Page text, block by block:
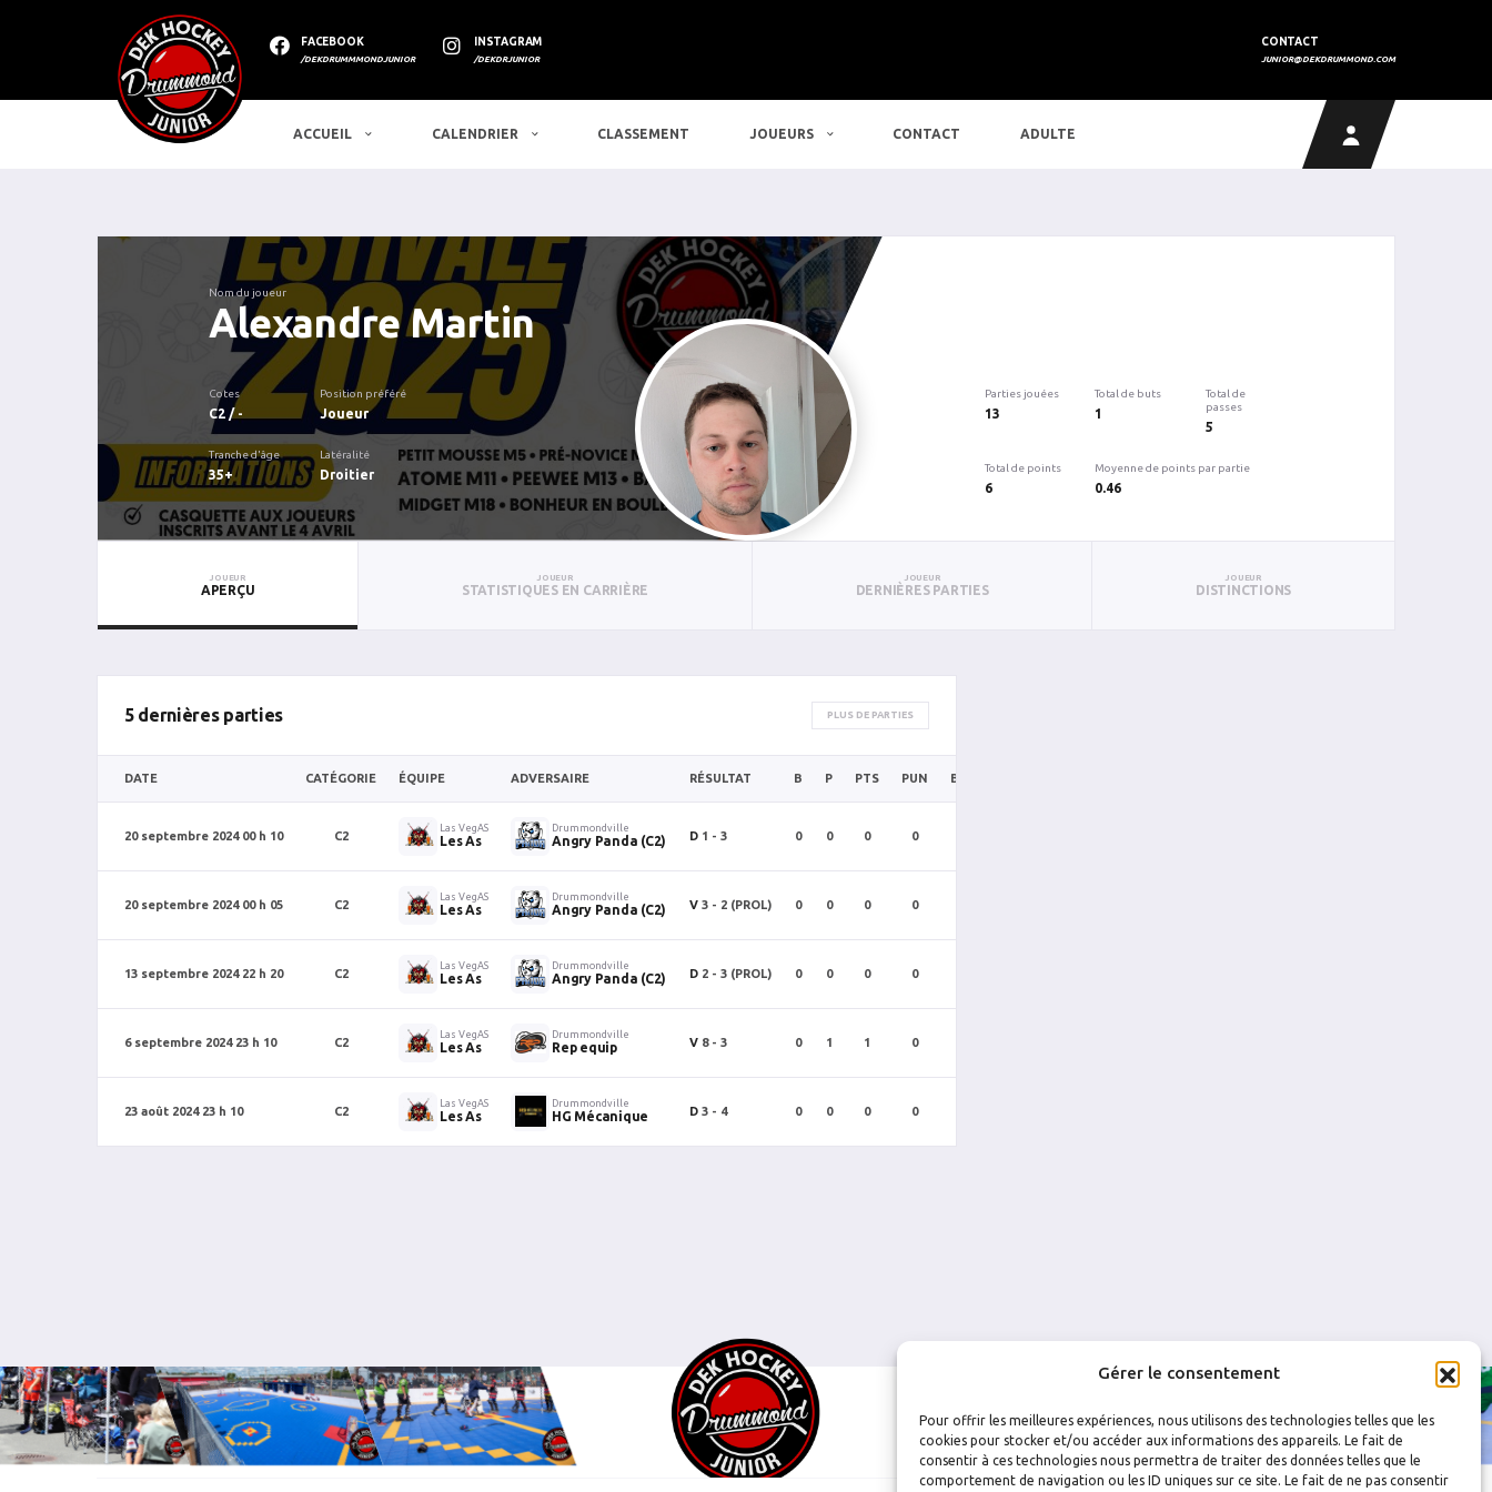
Gérer le consentement
Pour offrir les meilleures expériences, nous utilisons des technologies telles que les
cookies pour stocker et/ou accéder aux informations des appareils. Le fait de
consentir à ces technologies nous permettra de traiter des données telles que le
comportement de navigation ou les ID uniques sur ce site. Le fait de ne pas consentir
FACEBOOK
/DEKDRUMMMONDJUNIOR
INSTAGRAM
/DEKDRJUNIOR
CONTACT
JUNIOR@DEKDRUMMOND.COM
ACCUEIL CALENDRIER CLASSEMENT JOUEURS CONTACT ADULTE
Nom du joueur
Alexandre Martin
Cotes
C2 / -
Position préféré
Joueur
Tranche d'âge
35+
Latéralité
Droitier
Parties jouées
13
Total de buts
1
Total de
passes
5
Total de points
6
Moyenne de points par partie
0.46
JOUEUR
APERÇU
JOUEUR
STATISTIQUES EN CARRIÈRE
JOUEUR
DERNIÈRES PARTIES
JOUEUR
DISTINCTIONS
5 dernières parties PLUS DE PARTIES
DATE CATÉGORIE ÉQUIPE ADVERSAIRE RÉSULTAT B P PTS PUN BAN
20 septembre 2024 00 h 10 C2
Las VegAS
Les As
Drummondville
Angry Panda (C2) D 1 - 3 0 0 0 0
20 septembre 2024 00 h 05 C2
Las VegAS
Les As
Drummondville
Angry Panda (C2) V 3 - 2 (PROL) 0 0 0 0
13 septembre 2024 22 h 20 C2
Las VegAS
Les As
Drummondville
Angry Panda (C2) D 2 - 3 (PROL) 0 0 0 0
6 septembre 2024 23 h 10 C2
Las VegAS
Les As
Drummondville
Rep equip V 8 - 3 0 1 1 0
23 août 2024 23 h 10 C2
Las VegAS
Les As
Drummondville
HG Mécanique D 3 - 4 0 0 0 0